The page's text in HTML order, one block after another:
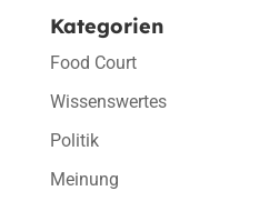
Kategorien
Food Court
Wissenswertes
Politik
Meinung